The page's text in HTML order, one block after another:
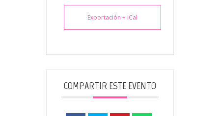
Exportación + iCal
COMPARTIR ESTE EVENTO